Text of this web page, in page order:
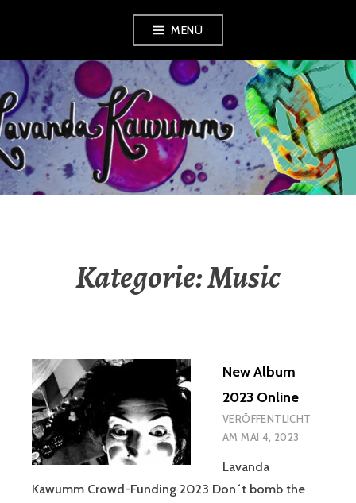
springen
MENÜ
LAVANDA
KAWUMM
Kategorie:Music
New Album
2023 Online
VERÖFFENTLICHT
AMMAI 4, 2023
Lavanda
Kawumm Crowd-Funding 2023 Don´t bomb the